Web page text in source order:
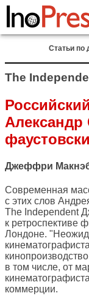
Статьи по
The
Александр
Джеффри
Современная
с этих слов
The Independent
к ретроспективе
Лондоне.
в том числе, от
коммерции.